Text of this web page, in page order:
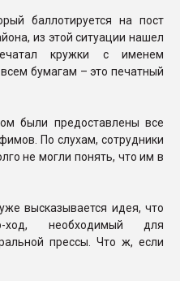
баллотируется на пост
из этой ситуации нашел
кружки с именем
бумагам – это печатный
были предоставлены все
По слухам, сотрудники
не могли понять, что им в
высказывается идея, что
ход, необходимый для
прессы. Что ж, если